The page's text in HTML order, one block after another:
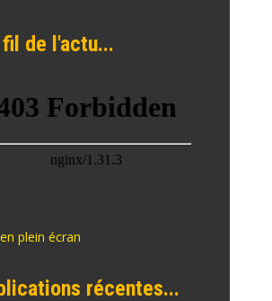
de l'actu...
plein écran
récentes...